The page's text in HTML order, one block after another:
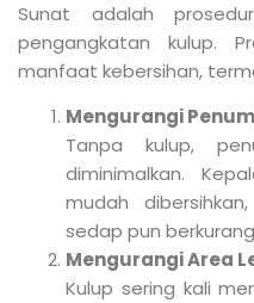
Sunat adalah
pengangkatan kulup.
manfaat kebersihan,
Mengurangi
Tanpa kulup,
diminimalkan.
mudah
sedap pun
Mengurangi Area
Kulup sering kali